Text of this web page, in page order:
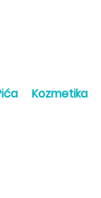
Kozmetika